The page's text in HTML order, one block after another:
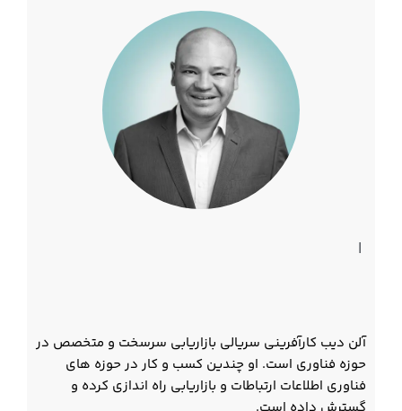
|
آلن دیب کارآفرینی سریالی بازاریابی سرسخت و متخصص در
حوزه فناوری است. او چندین کسب و کار در حوزه های
فناوری اطلاعات ارتباطات و بازاریابی راه اندازی کرده و